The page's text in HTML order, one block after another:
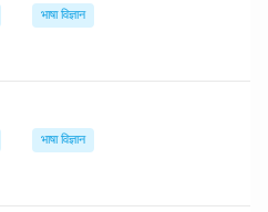
भाषा विज्ञान
भाषा विज्ञान